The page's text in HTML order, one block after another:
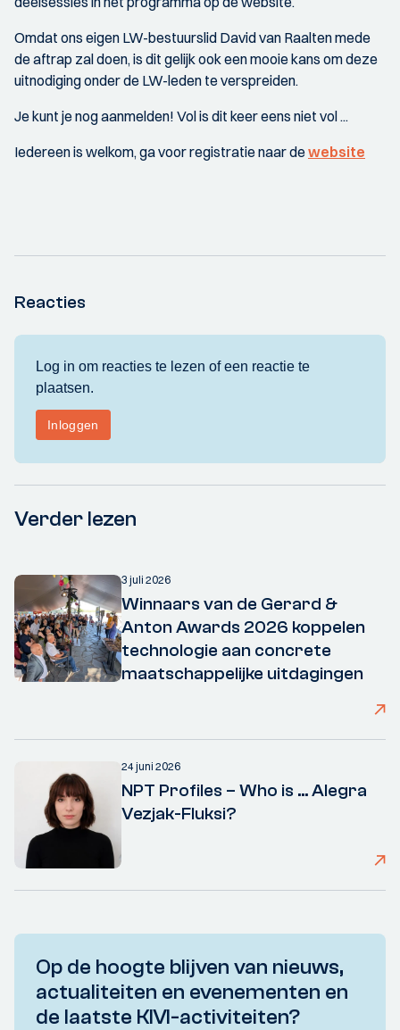
Omdat ons eigen LW-bestuurslid David van Raalten mede
de aftrap zal doen, is dit gelijk ook een mooie kans om deze
uitnodiging onder de LW-leden te verspreiden.
Je kunt je nog aanmelden! Vol is dit keer eens niet vol ...
Iedereen is welkom, ga voor registratie naar dewebsite
Reacties
Verder lezen
3 juli 2026
Winnaars van de Gerard &
Anton Awards 2026 koppelen
technologie aan concrete
maatschappelijke uitdagingen
24 juni 2026
NPT Profiles – Who is ... Alegra
Vezjak-Fluksi?
Op de hoogte blijven van nieuws,
actualiteiten en evenementen en
de laatste KIVI-activiteiten?